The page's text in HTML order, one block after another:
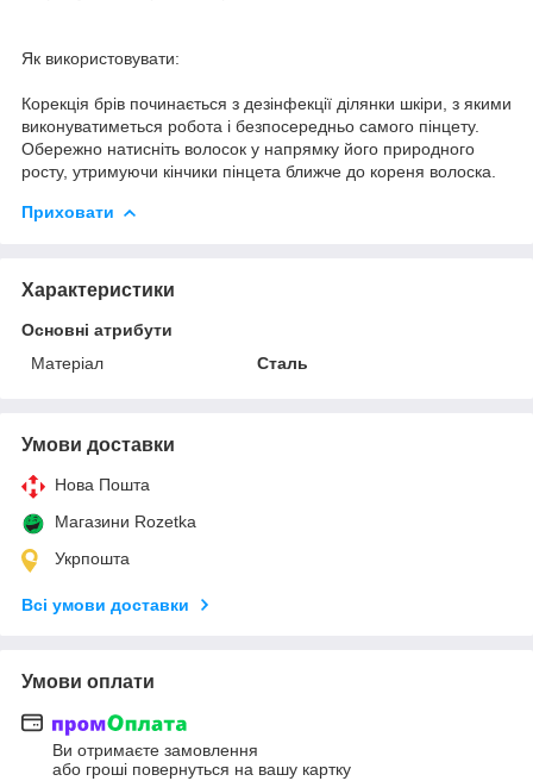
Як використовувати:
Корекція брів починається з дезінфекції ділянки шкіри, з якими
виконуватиметься робота і безпосередньо самого пінцету.
Обережно натисніть волосок у напрямку його природного
росту, утримуючи кінчики пінцета ближче до кореня волоска.
Приховати
Характеристики
Основні атрибути
Матеріал
Сталь
Умови доставки
Нова Пошта
Магазини Rozetka
Укрпошта
Всі умови доставки
Умови оплати
Ви отримаєте замовлення
або гроші повернуться на вашу картку